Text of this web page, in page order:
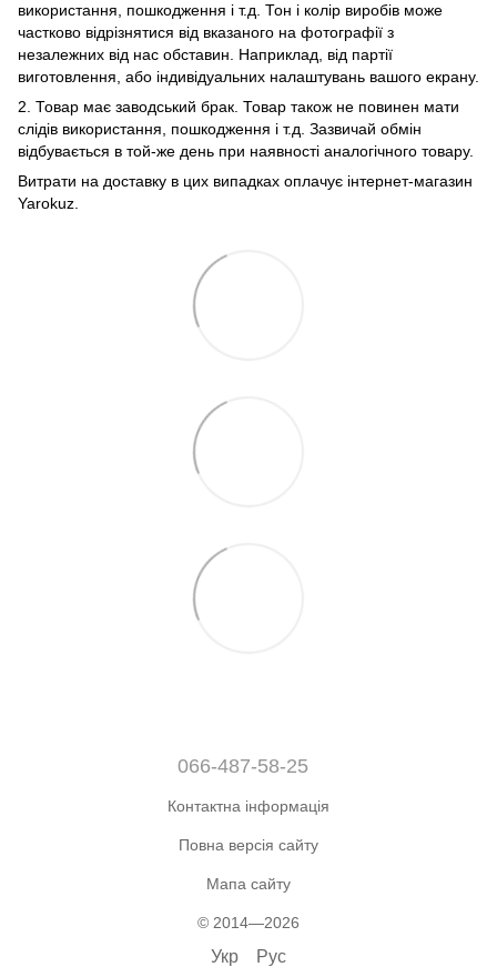
використання, пошкодження і т.д. Тон і колір виробів може
частково відрізнятися від вказаного на фотографії з
незалежних від нас обставин. Наприклад, від партії
виготовлення, або індивідуальних налаштувань вашого екрану.
2. Товар має заводський брак. Товар також не повинен мати
слідів використання, пошкодження і т.д. Зазвичай обмін
відбувається в той-же день при наявності аналогічного товару.
Витрати на доставку в цих випадках оплачує інтернет-магазин
Yarokuz.
066-487-58-25
Контактна інформація
Повна версія сайту
Мапа сайту
© 2014—2026
Укр Рус